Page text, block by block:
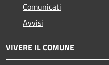
Comunicati
Avvisi
VIVERE IL COMUNE